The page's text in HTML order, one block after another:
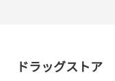
ドラッグストア